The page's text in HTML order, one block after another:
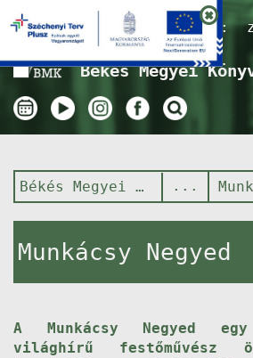
Nyitvatartás ma:
Békés Megyei
Békés Megyei Könyvtár
Munkácsy Negyed
A Munkácsy Negyed
világhírű festőművész